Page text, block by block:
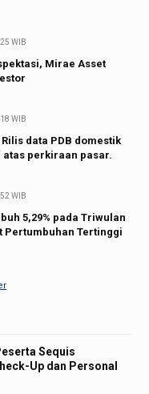
WIB
Mirae Asset
WIB
data PDB domestik
atas perkiraan pasar.
WIB
5,29% pada Triwulan
Pertumbuhan Tertinggi
Sequis
Up dan Personal